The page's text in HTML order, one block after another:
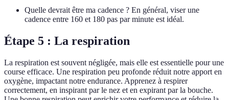
Quelle devrait être ma cadence ? En général, viser une
cadence entre 160 et 180 pas par minute est idéal.
Étape 5 : La respiration
La respiration est souvent négligée, mais elle est essentielle pour une
course efficace. Une respiration peu profonde réduit notre apport en
oxygène, impactant notre endurance. Apprenez à respirer
correctement, en inspirant par le nez et en expirant par la bouche.